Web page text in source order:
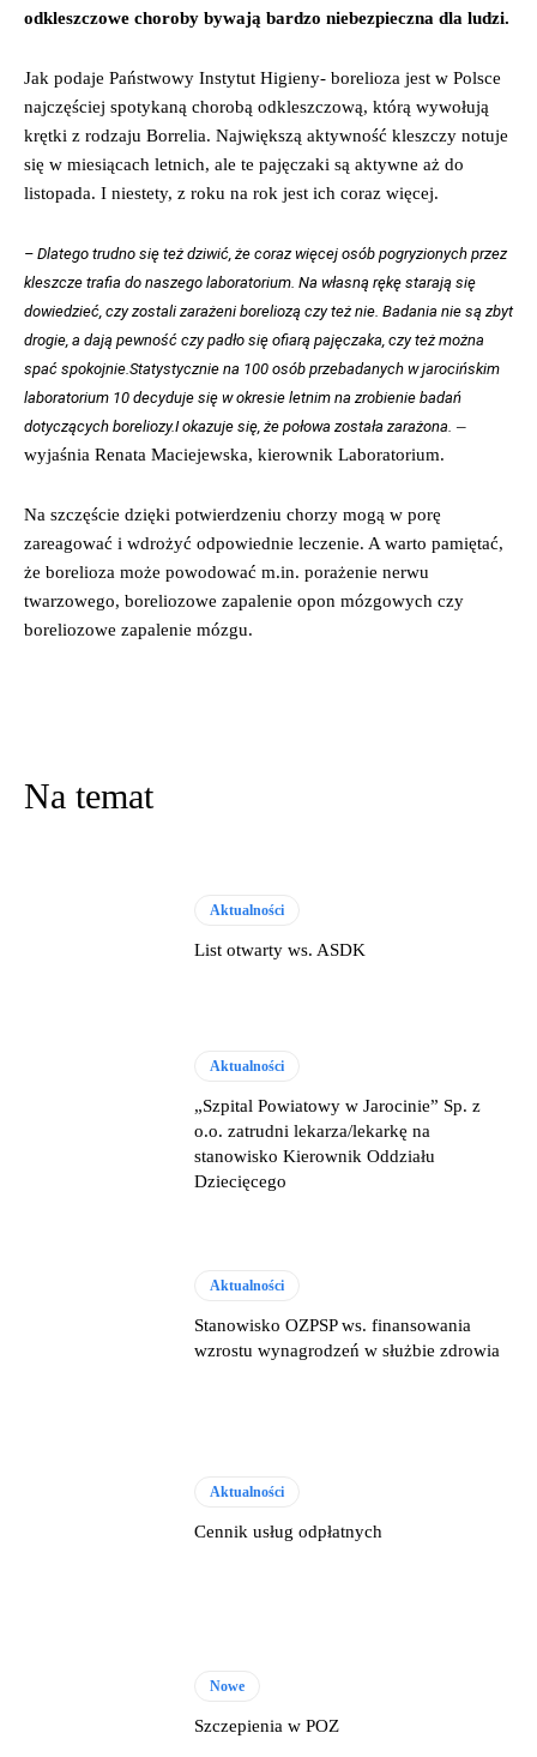
odkleszczowe choroby bywają bardzo niebezpieczna dla ludzi.
Jak podaje Państwowy Instytut Higieny- borelioza jest w Polsce
najczęściej spotykaną chorobą odkleszczową, którą wywołują
krętki z rodzaju Borrelia. Największą aktywność kleszczy notuje
się w miesiącach letnich, ale te pajęczaki są aktywne aż do
listopada. I niestety, z roku na rok jest ich coraz więcej.
– Dlatego trudno się też dziwić, że coraz więcej osób pogryzionych przez
kleszcze trafia do naszego laboratorium. Na własną rękę starają się
dowiedzieć, czy zostali zarażeni boreliozą czy też nie. Badania nie są zbyt
drogie, a dają pewność czy padło się ofiarą pajęczaka, czy też można
spać spokojnie.Statystycznie na 100 osób przebadanych w jarocińskim
laboratorium 10 decyduje się w okresie letnim na zrobienie badań
dotyczących boreliozy.I okazuje się, że połowa została zarażona. –
wyjaśnia Renata Maciejewska, kierownik Laboratorium.
Na szczęście dzięki potwierdzeniu chorzy mogą w porę
zareagować i wdrożyć odpowiednie leczenie. A warto pamiętać,
że borelioza może powodować m.in. porażenie nerwu
twarzowego, boreliozowe zapalenie opon mózgowych czy
boreliozowe zapalenie mózgu.
Na temat
Aktualności
List otwarty ws. ASDK
Aktualności
„Szpital Powiatowy w Jarocinie” Sp. z
o.o. zatrudni lekarza/lekarkę na
stanowisko Kierownik Oddziału
Dziecięcego
Aktualności
Stanowisko OZPSP ws. finansowania
wzrostu wynagrodzeń w służbie zdrowia
Aktualności
Cennik usług odpłatnych
Nowe
Szczepienia w POZ